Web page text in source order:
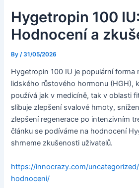
Hygetropin 100 IU:
Hodnocení a
By/31/05/2026
Hygetropin 100 IU je populární forma
lidského růstového hormonu (HGH),
používá jak v medicíně, tak v oblasti
slibuje zlepšení svalové hmoty,
zlepšení regenerace po intenzivním
článku se podíváme na hodnocení
shrneme zkušenosti uživatelů.
https://innocrazy.com/
hodnoceni/